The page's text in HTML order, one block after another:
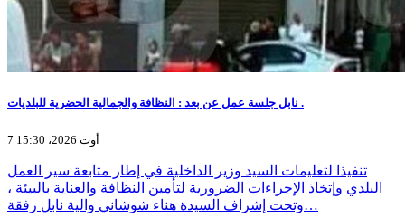
نابل جلسة عمل عن بعد : النظافة والجمالية الحضرية للبلديات .
7 أوت 2026، 15:30
تنفيذا لتعليمات السيد وزير الداخلية في إطار متابعة سير العمل
البلدي وإتخاذ الإجراءات الضرورية لتأمين النظافة والعناية بالبيئة ،
وتحت إشراف السيدة هناء شوشاني والية نابل رفقة…